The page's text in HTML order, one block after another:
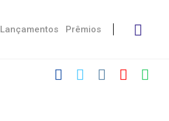
Lançamentos Prêmios